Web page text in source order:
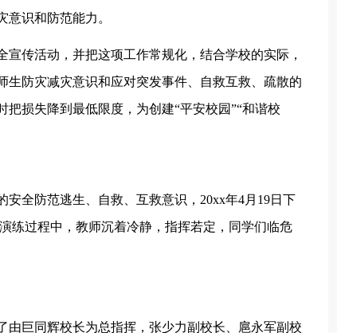
识和防范能力。
传活动，并把这项工作常规化，结合学校的实际，
防灾减灾意识和应对突发事件、自救互救、疏散的
损失降到最低限度，为创建“平安校园”“和谐校
全防范逃生、自救、互救意识，20xx年4月19日下
练过程中，教师沉着冷静，指挥若定，同学们临危
由巨同辉校长为总指挥，张少力副校长、扈永军副校